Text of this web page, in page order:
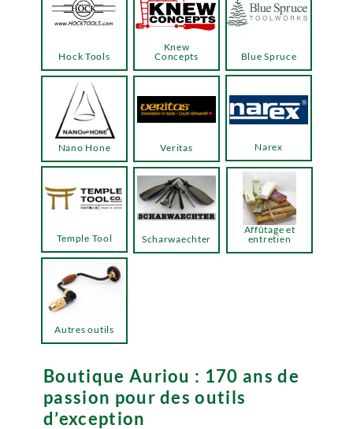
Boutique Auriou : 170 ans de
passion pour des outils
d’exception
Hock Tools
Knew
Concepts
Temple Tool
Blue Spruce
Narex
Veritas
Nano Hone
Autres outils
Scharwaechter
Affûtage et
entretien